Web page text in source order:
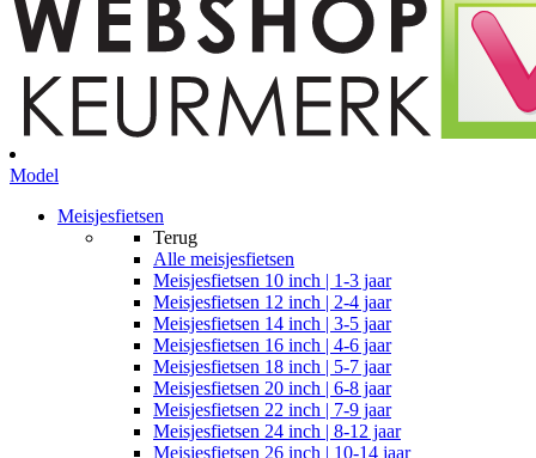
Model
Meisjesfietsen
Terug
Alle meisjesfietsen
Meisjesfietsen 10 inch | 1-3 jaar
Meisjesfietsen 12 inch | 2-4 jaar
Meisjesfietsen 14 inch | 3-5 jaar
Meisjesfietsen 16 inch | 4-6 jaar
Meisjesfietsen 18 inch | 5-7 jaar
Meisjesfietsen 20 inch | 6-8 jaar
Meisjesfietsen 22 inch | 7-9 jaar
Meisjesfietsen 24 inch | 8-12 jaar
Meisjesfietsen 26 inch | 10-14 jaar